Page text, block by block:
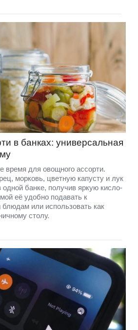
в банках: универсальная
время для овощного ассорти.
морковь, цветную капусту и лук
банке, получив яркую кисло-
её удобно подавать к
или использовать как
столу.